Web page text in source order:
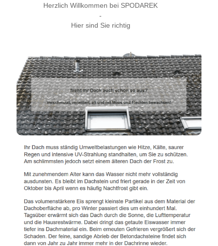
Herzlich Willkommen bei SPODAREK
-
Hier sind Sie richtig